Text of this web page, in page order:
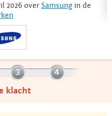
2026 over Samsung in de
klacht